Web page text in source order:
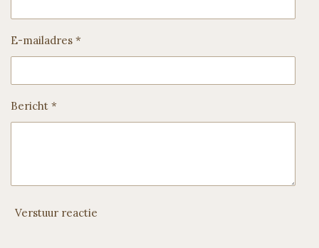
E-mailadres *
Bericht *
Verstuur reactie